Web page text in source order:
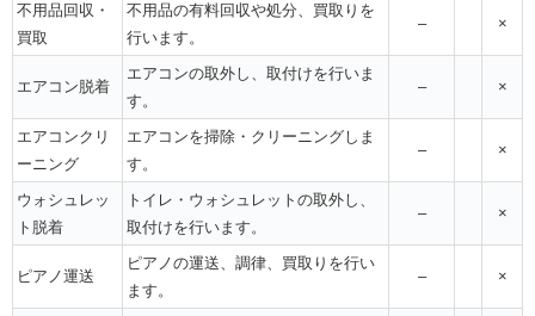
不用品回収・
買取
不用品の有料回収や処分、買取りを
行います。
– ×
エアコン脱着
エアコンの取外し、取付けを行いま
す。
– ×
エアコンクリ
ーニング
エアコンを掃除・クリーニングしま
す。
– ×
ウォシュレッ
ト脱着
トイレ・ウォシュレットの取外し、
取付けを行います。
– ×
ピアノ運送
ピアノの運送、調律、買取りを行い
ます。
– ×